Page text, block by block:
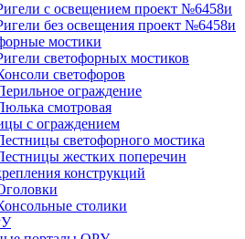
с освещением проект №6458и
без освещения проект №6458и
мостики
светофорных мостиков
светофоров
ограждение
смотровая
с ограждением
светофорного мостика
жестких поперечин
конструкций
столики